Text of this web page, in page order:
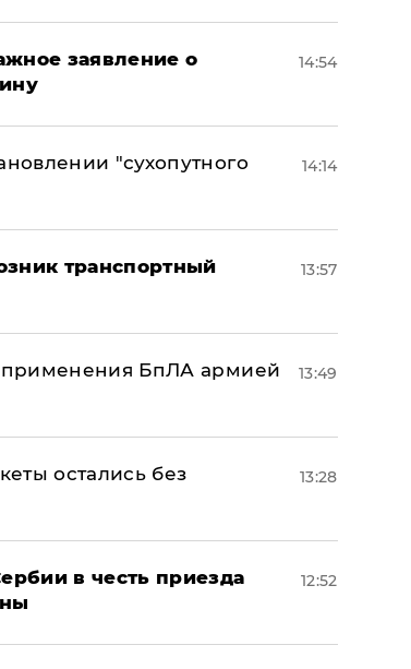
заявление о
14:54
"сухопутного
14:14
транспортный
13:57
применения БпЛА армией
13:49
остались без
13:28
в честь приезда
12:52